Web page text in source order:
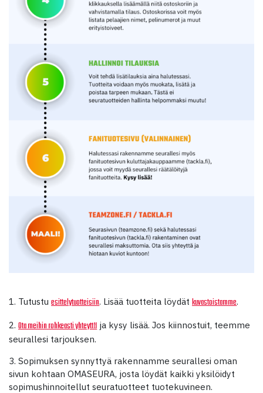
1. Tutustuesittelytuotteisiin. Lisää tuotteita löydätkuvastoistamme.
2.Ota meihin rohkeasti yhteyttä ja kysy lisää. Jos kiinnostuit, teemme
seurallesi tarjouksen.
3. Sopimuksen synnyttyä rakennamme seurallesi oman
sivun kohtaan OMASEURA, josta löydät kaikki yksilöidyt
sopimushinnoitellut seuratuotteet tuotekuvineen.